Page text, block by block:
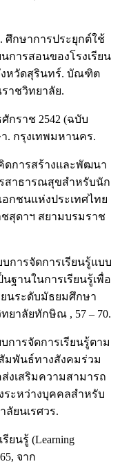
ศึกษาการประยุกต์ใช้
การสอนของโรงเรียน
งหวัดสุรินทร์. บัณฑิต
าชวิทยาลัย.
ราช 2542 (ฉบับ
า. กรุงเทพมหานคร.
การสร้างและพัฒนา
สาธารณสุขสำหรับนัก
กชนแห่งประเทศไทย
สุดาฯ สยามบรมราช
การจัดการเรียนรู้แบบ
ฐานในการเรียนรู้เพื่อ
นระดับมัธยมศึกษา
ยาลัยทักษิณ , 57 – 70.
การจัดการเรียนรู้ตาม
มพันธ์ทางสังคมร่วม
งเสริมความสามารถ
ระหว่างบุคคลสำหรับ
ยนเรศวร.
ยนรู้ (Learning
จาก